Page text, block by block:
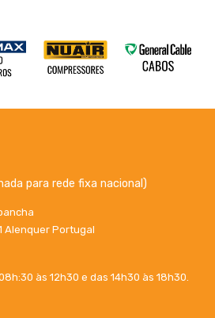
para rede fixa nacional)
Alenquer Portugal
às 12h30 e das 14h30 às 18h30.